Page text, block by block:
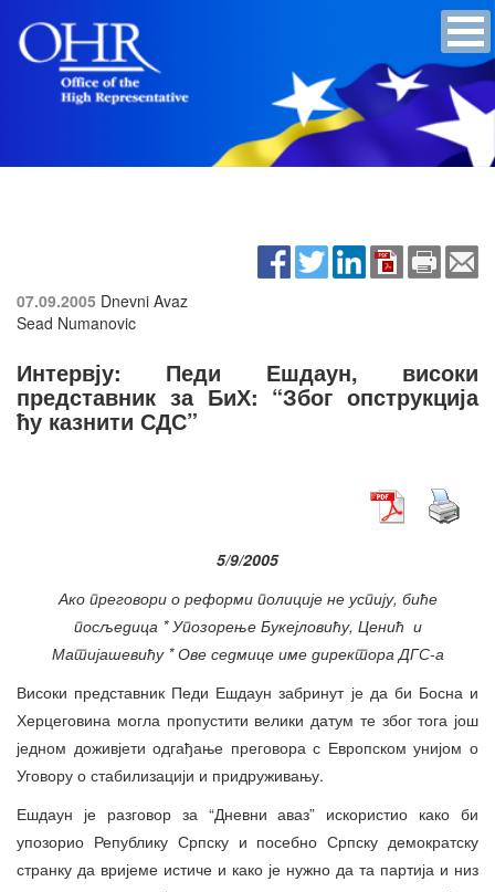
07.09.2005 Dnevni Avaz
Sead Numanovic
Интервју: Педи Ешдаун, високи
представник за БиХ: “Због опструкција
ћу казнити СДС”
5/9/2005
Ако преговори о реформи полиције не успију, биће
посљедица * Упозорење Букејловићу, Ценић и
Матијашевићу * Ове седмице име директора ДГС-а
Високи представник Педи Ешдаун забринут је да би Босна и
Херцеговина могла пропустити велики датум те због тога још
једном доживјети одгађање преговора с Европском унијом о
Уговору о стабилизацији и придруживању.
Ешдаун је разговор за “Дневни аваз” искористио како би
упозорио Републику Српску и посебно Српску демократску
странку да вријеме истиче и како је нужно да та партија и низ